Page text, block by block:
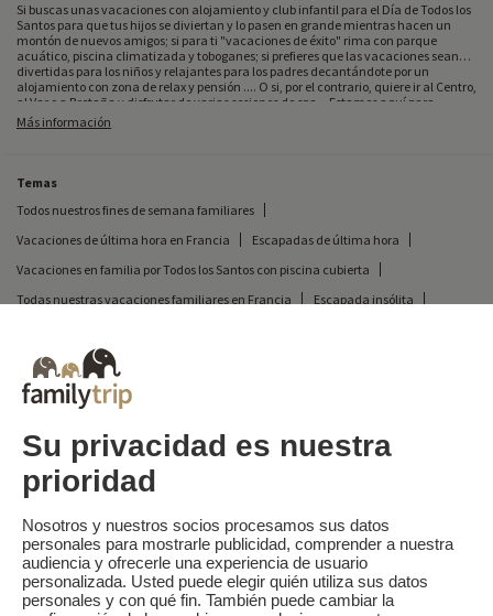
Si buscas unas vacaciones con alojamiento y club infantil para el Día de Todos los
Santos para que tus hijos se diviertan y lo pasen en grande mientras hacen un
montón de nuevos amigos; si para ti "vacaciones de éxito" rima con parque
acuático, piscina climatizada y toboganes; si prefieres que las vacaciones sean
divertidas para los niños y relajantes para los padres decantándote por un
alojamiento con zona de relax y pensión .... O si, por el contrario, quiere ir al Centro,
al Var o a Bretaña y disfrutar de varias sesiones de spa... Estamos aquí para
ayudarte en tu búsqueda proponiéndote estancias en función del destino y del
número de noches reservadas.
Más información
Temas
Todos nuestros fines de semana familiares
Vacaciones de última hora en Francia
Escapadas de última hora
Vacaciones en familia por Todos los Santos con piscina cubierta
Todas nuestras vacaciones familiares en Francia
Escapada insólita
Vacaciones de Todos los Santos con Kids Clubs
Destinos
Vacaciones de esquí en Francia
Familytrip
¿Quiénes somos?
Condiciones generales y política de privacidad
Lo que la prensa dice de nosotros
Socios FAQ Blog Mapa del sitio
Pago seguro dirigido por Sooyoos
Su privacidad es nuestra
prioridad
Nosotros y nuestros socios procesamos sus datos
personales para mostrarle publicidad, comprender a nuestra
audiencia y ofrecerle una experiencia de usuario
personalizada. Usted puede elegir quién utiliza sus datos
personales y con qué fin. También puede cambiar la